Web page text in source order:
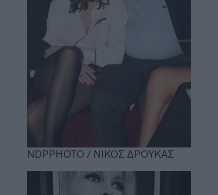
NDPPHOTO / ΝΙΚΟΣ ΔΡΟΥΚΑΣ